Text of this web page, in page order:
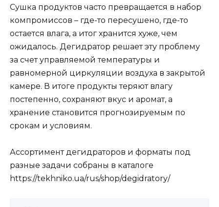
Сушка продуктов часто превращается в набор
компромиссов – где-то пересушено, где-то
остается влага, а итог хранится хуже, чем
ожидалось. Дегидратор решает эту проблему
за счет управляемой температуры и
равномерной циркуляции воздуха в закрытой
камере. В итоге продукты теряют влагу
постепенно, сохраняют вкус и аромат, а
хранение становится прогнозируемым по
срокам и условиям.
Ассортимент дегидраторов и форматы под
разные задачи собраны в каталоге
https://tekhniko.ua/rus/shop/degidratory/